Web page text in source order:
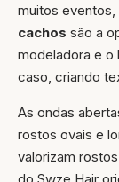
muitos eventos,
cachos são a
modeladora e o
caso, criando
As ondas
rostos ovais e
valorizam